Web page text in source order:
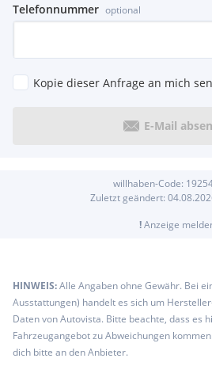
Telefonnummer optional
Kopie dieser Anfrage an mich
E-Mail
willhaben-Code:
Zuletzt geändert:
!Anzeige
HINWEIS:Alle Angaben ohne Gewähr. Bei
Ausstattungen) handelt es sich um
Daten von Autovista. Bitte beachte, dass es
Fahrzeugangebot zu Abweichungen
dich bitte an den Anbieter.